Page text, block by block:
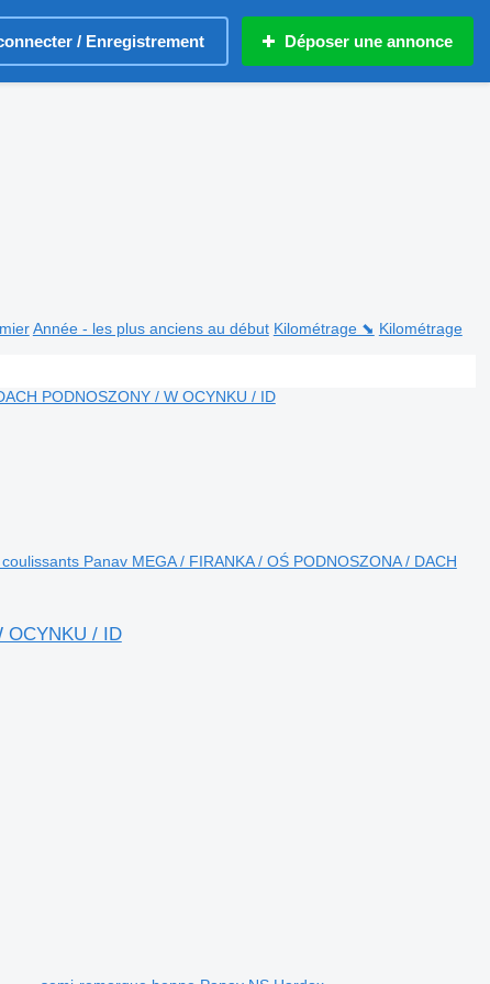
/ Enregistrement Déposer une annonce
Année - les plus anciens au début Kilométrage ⬊ Kilométrage
Panav MEGA / FIRANKA / OŚ PODNOSZONA / DACH
OCYNKU / ID